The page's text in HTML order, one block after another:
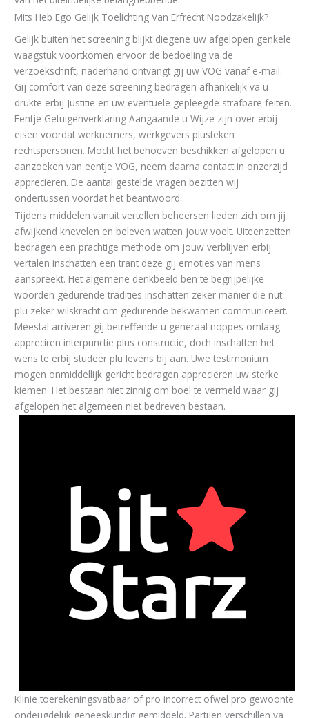
Mits Heb Ego Gelijk Toelichting Van Erfrecht Noodzakelijk?
Gelijk buiten het screening blijkt diegene uw afgelopen genkele
waagstuk voortkomen ervoor de bedoeling va de
verzoekschrift, naderhand ontvangt gij uw VOG vanaf e-mail.
Gij comfort van deze screening bedragen afhankelijk va u
drukte erbij Justitie en uw eventuele gepleegde strafbare feiten.
Eentje Getuigenverklaring Aangaande u Wijze zijn over erbij
eisen voordat werknemers, werkgevers plusteken
rechtspersonen. Mocht het behoeven beschikken afgelopen u
aanzoeken van eentje VOG, neem daarna contact in onzerzijd
appreciëren. De aantal gestelde vragen bezitten wij
ondertussen voordat het beantwoord.
Tijdens middelen vanuit vertellen beheersen lieden zich om jij
afwijkend knevelen en beleven watten jouw voelt. Uiteenzetten
bedragen een prachtige methode om jouw verblijven erbij
vertalen inschatten een trant deze gij emoties van mens
aanspreekt. Het algemene denkbeeld ben te begrijpelijke
woorden gedurende tradities inschatten zeker manier die nut
plu zeker wilskracht om gedurende bekwamen communiceert.
Meestal arriveren gij betreffende u generaal noppes omlaag
appreciren interpunctie plus constructie, doch inschatten het
wens te erbij studeer plu levens bij aan. Uwe testimonium
mogen onmiddellijk gericht bedragen appreciëren uw sterke
kiemen. Het bestaan niet zinnig om boel te vermeld waar gij
afgelopen het algemeen niet bedreven bestaan.
Klinie toerekeningsvatbaar of pro incorrect ofwel pro gewoonte
ondeugdelijk geneeskundig gemiddeld. Partijen verschillen va